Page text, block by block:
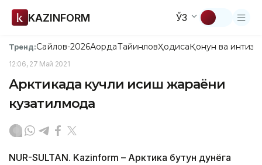
KAZINFORM ЎЗ
Тренд:Сайлов-2026АқордаТайинловҲодисаҚонун ва
12:06, 27 Май 2021
Арктикада кучли исиш жараёни
кузатилмоқда
NUR-SULTAN. Kazinform – Арктика бутун дунёга